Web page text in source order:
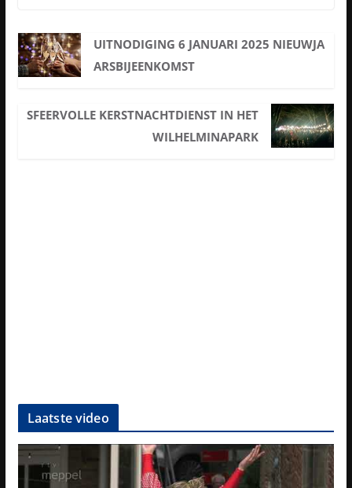
UITNODIGING 6 JANUARI 2025 NIEUWJA
ARSBIJEENKOMST
SFEERVOLLE KERSTNACHTDIENST IN HET
WILHELMINAPARK
Laatste video